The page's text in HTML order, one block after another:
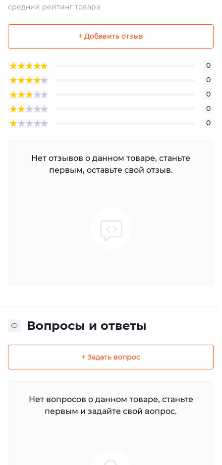
средний рейтинг товара
+ Добавить отзыв
0
0
0
0
0
Нет отзывов о данном товаре, станьте
первым, оставьте свой отзыв.
Вопросы и ответы
+ Задать вопрос
Нет вопросов о данном товаре, станьте
первым и задайте свой вопрос.